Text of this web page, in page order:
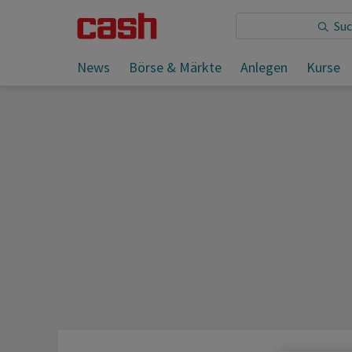
News Börse & Märkte Anlegen Kurse
Sie lesen: